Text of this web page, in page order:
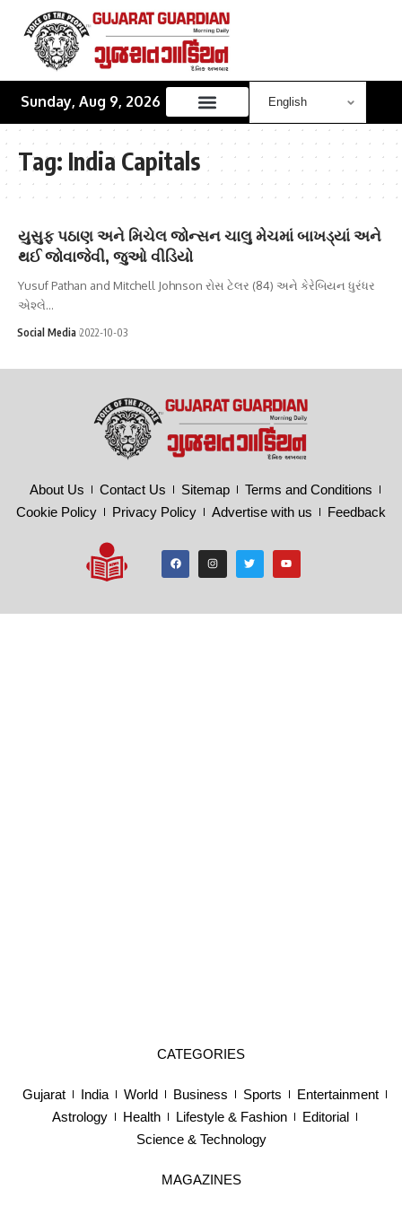
Sunday, Aug 9, 2026
Tag: India Capitals
યુસુફ પઠાણ અને મિચેલ જોન્સન ચાલુ મેચમાં બાખડ્યાં અને
થઈ જોવાજેવી, જુઓ વીડિયો
Yusuf Pathan and Mitchell Johnson રોસ ટેલર (84) અને કેરેબિયન ધુરંધર
એશ્લે…
Social Media 2022-10-03
About Us Contact Us Sitemap
Terms and Conditions
Cookie Policy
Privacy Policy Advertise with us Feedback
CATEGORIES
Gujarat India World Business Sports
Entertainment
Astrology
Health Lifestyle & Fashion
Editorial
Science & Technology
MAGAZINES